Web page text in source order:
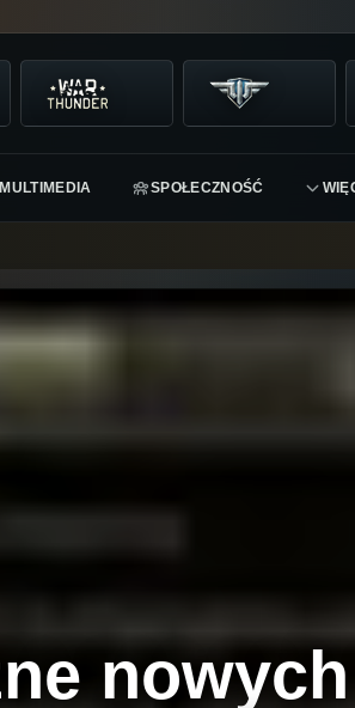
MULTIMEDIA SPOŁECZNOŚĆ